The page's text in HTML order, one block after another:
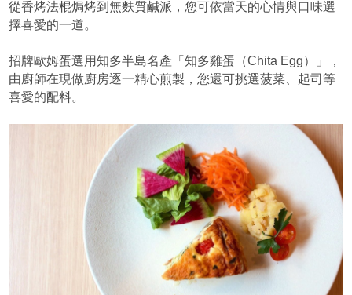
從香烤法棍焗烤到無麩質鹹派，您可依當天的心情與口味選
擇喜愛的一道。
招牌歐姆蛋選用知多半島名產「知多雞蛋（Chita Egg）」，
由廚師在現做廚房逐一精心煎製，您還可挑選菠菜、起司等
喜愛的配料。